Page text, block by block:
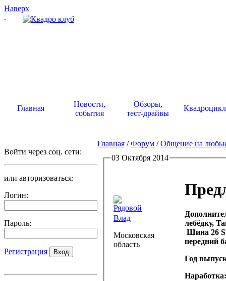
Наверх
.
Главная
Новости,
события
Обзоры,
тест-драйвы
Войти через соц. сети:
или авторизоваться:
Логин:
Пароль:
Регистрация
Главная /Форум /Общение на
03 Октября 2014
Влад
Московская
область
лебёдку,
Шина 26
передний
Год